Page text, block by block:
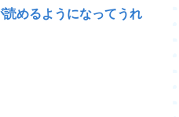
読めるようになってうれ